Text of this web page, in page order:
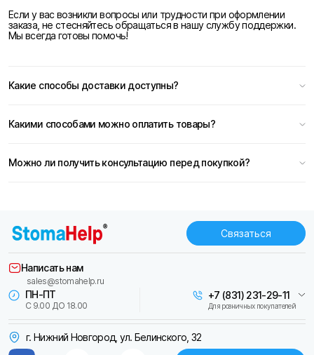
Если у вас возникли вопросы или трудности при оформлении
заказа, не стесняйтесь обращаться в нашу службу поддержки.
Мы всегда готовы помочь!
Какие способы доставки доступны?
Какими способами можно оплатить товары?
Можно ли получить консультацию перед покупкой?
Связаться
г. Нижний Новгород, ул. Белинского, 32
ПН-ПТ
С 9.00 ДО 18.00
+7 (831) 231-29-11
Для розничных покупателей
Написать нам
sales@stomahelp.ru